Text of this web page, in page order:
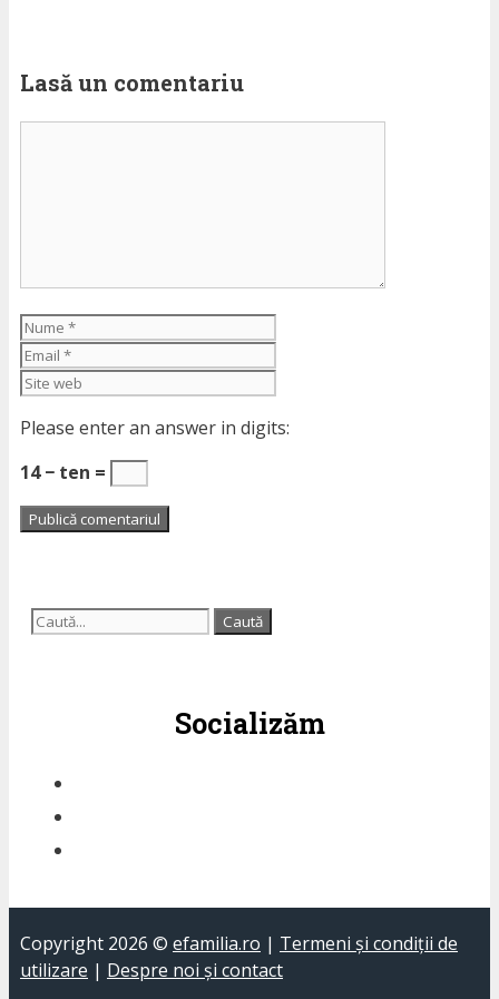
Lasă un comentariu
Nume
Please enter an answer in digits:
14 − ten =
Caută
Socializăm
Copyright 2026 © efamilia.ro | Termeni și condiții de
utilizare | Despre noi și contact